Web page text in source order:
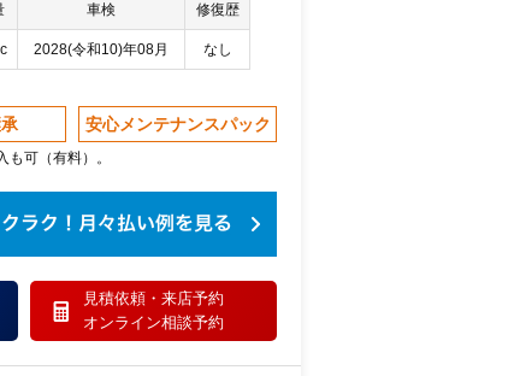
車検 修復歴
2028(令和10)年08月 なし
安心メンテナンスパック
可（有料）。
見積依頼・ 来店予約
オンライン相談予約